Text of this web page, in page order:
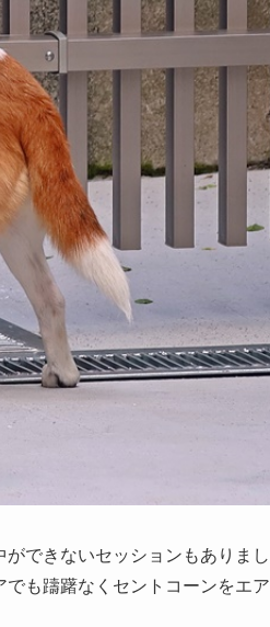
できないセッションもありまし
も躊躇なくセントコーンをエア